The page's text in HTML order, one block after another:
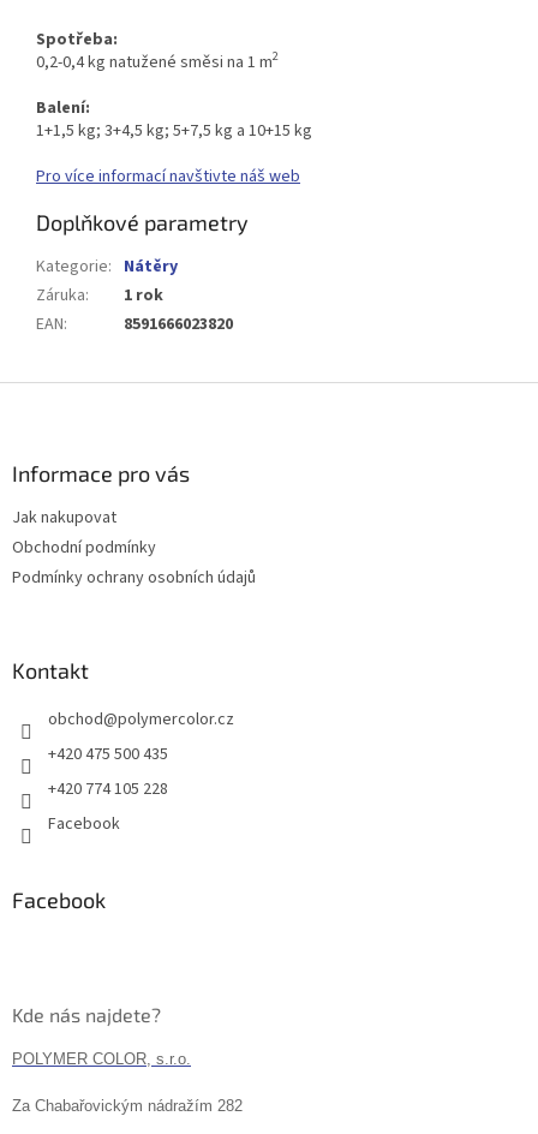
Spotřeba:
0,2-0,4 kg natužené směsi na 1 m2
Balení:
1+1,5 kg; 3+4,5 kg; 5+7,5 kg a 10+15 kg
Pro více informací navštivte náš web
Doplňkové parametry
Kategorie: Nátěry
Záruka:
1 rok
EAN: 8591666023820
Informace pro vás
Jak nakupovat
Obchodní podmínky
Podmínky ochrany osobních údajů
Kontakt
obchod@polymercolor.cz
+420 475 500 435
+420 774 105 228
Facebook
Facebook
Kde nás najdete?
POLYMER COLOR, s.r.o.
Za Chabařovickým nádražím 282